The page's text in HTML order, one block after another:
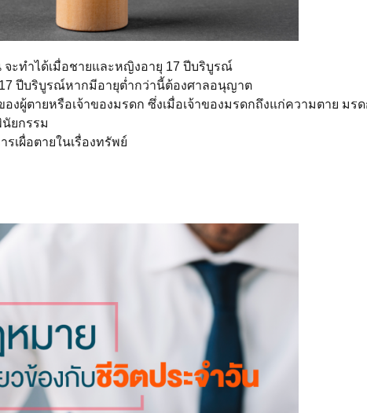
ะทำได้เมื่อชายและหญิงอายุ 17 ปีบริบูรณ์
ปีบริบูรณ์หากมีอายุต่ำกว่านี้ต้องศาลอนุญาต
ผู้ตายหรือเจ้าของมรดก ซึ่งเมื่อเจ้าของมรดกถึงแก่ความตาย ม
ยกรรม
เผื่อตายในเรื่องทรัพย์